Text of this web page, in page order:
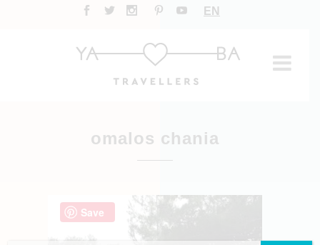
EN
omalos chania
Save